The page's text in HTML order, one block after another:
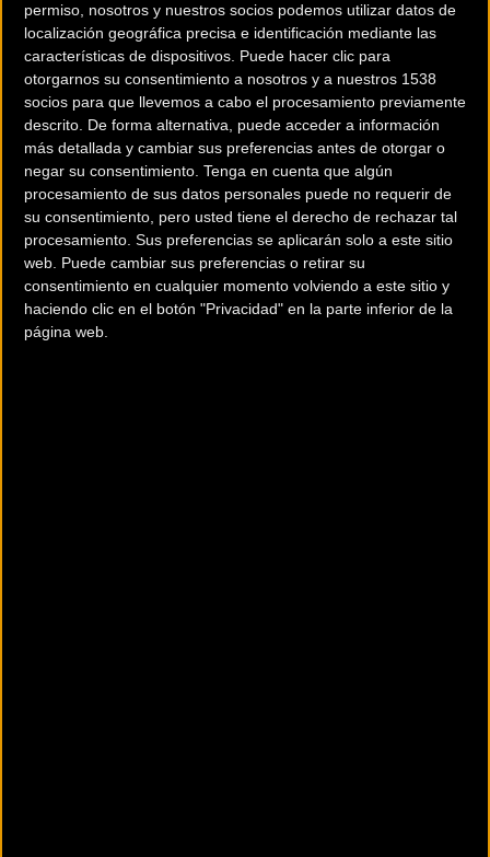
permiso, nosotros y nuestros socios podemos utilizar datos de
localización geográfica precisa e identificación mediante las
características de dispositivos. Puede hacer clic para
otorgarnos su consentimiento a nosotros y a nuestros 1538
socios para que llevemos a cabo el procesamiento previamente
descrito. De forma alternativa, puede acceder a información
más detallada y cambiar sus preferencias antes de otorgar o
negar su consentimiento. Tenga en cuenta que algún
procesamiento de sus datos personales puede no requerir de
su consentimiento, pero usted tiene el derecho de rechazar tal
procesamiento. Sus preferencias se aplicarán solo a este sitio
web. Puede cambiar sus preferencias o retirar su
consentimiento en cualquier momento volviendo a este sitio y
haciendo clic en el botón "Privacidad" en la parte inferior de la
página web.
Así está la general:
1 GREG VAN AVERMAET 87 BMC RACING TEAM 18H 22 00 - B
: 2 -